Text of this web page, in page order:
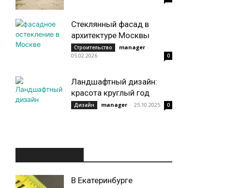
Стеклянный фасад в
архитектуре Москвы
Строительство manager -
05.02.2026
0
Ландшафтный дизайн:
красота круглый год
Дизайн manager - 25.10.2025 0
В Екатеринбурге